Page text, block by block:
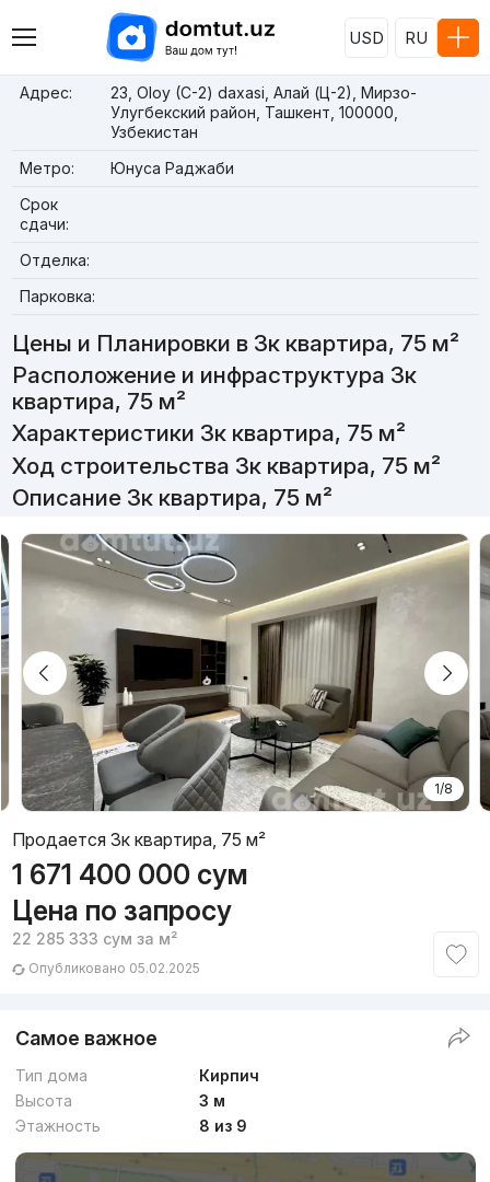
USD RU
Адрес:
23, Oloy (C-2) daxasi, Алай (Ц-2), Мирзо-
Улугбекский район, Ташкент, 100000,
Узбекистан
Метро:
Юнуса Раджаби
Срок
сдачи:
Отделка:
Парковка:
Цены и Планировки в 3к квартира, 75 м²
Расположение и инфраструктура 3к
квартира, 75 м²
Характеристики 3к квартира, 75 м²
Ход строительства 3к квартира, 75 м²
Описание 3к квартира, 75 м²
1/8
Продается 3к квартира, 75 м²
1 671 400 000 сум
Цена по запросу
22 285 333 сум за м²
Опубликовано 05.02.2025
Самое важное
Тип дома
Кирпич
Высота
3 м
Этажность
8 из 9